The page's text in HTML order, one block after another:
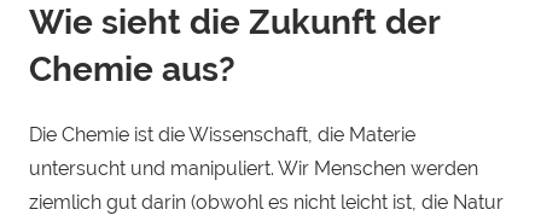
Wie sieht die Zukunft der
Chemie aus?
Die Chemie ist die Wissenschaft, die Materie
untersucht und manipuliert. Wir Menschen werden
ziemlich gut darin (obwohl es nicht leicht ist, die Natur